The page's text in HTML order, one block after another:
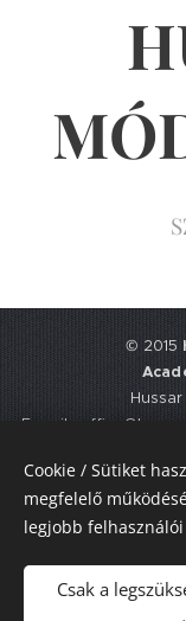
© 2015
E-mail:
Flat 3, 9.
Cookie / Sütiket
megfelelő
legjobb
Csak a